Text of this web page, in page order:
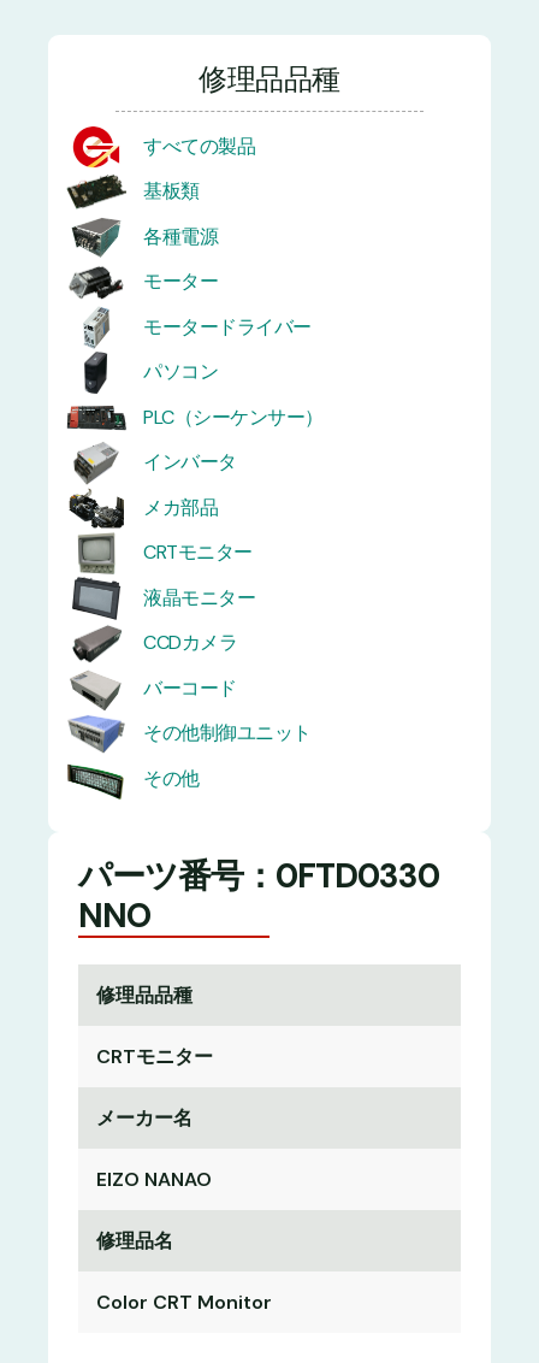
修理品品種
すべての製品
基板類
各種電源
モーター
モータードライバー
パソコン
PLC（シーケンサー）
インバータ
メカ部品
CRTモニター
液晶モニター
CCDカメラ
バーコード
その他制御ユニット
その他
パーツ番号：0FTD0330
NNO
修理品品種
CRTモニター
メーカー名
EIZO NANAO
修理品名
Color CRT Monitor